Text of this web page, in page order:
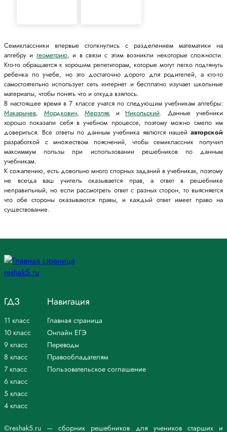
Семиклассники впервые столкнулись с разделением математики на
алгебру и геометрию, и в связи с этим возникли некоторые сложности.
Кто-то обращается к хорошим репетиторам, которые могут легко подтянуть
ребенка по учебе, но это достаточно дорого для родителей, а кто-то
самостоятельно использует сеть интернет и бесплатно изучает школьные
материалы, чтобы понять что и откуда взялось.
В настоящее время в 7 классе учатся по следующим учебникам алгебры:
Макарычев, Мордкович, Мерзляк и Никольский. Данные учебники
хорошо показали себя в учебном процессе, поэтому можно смело им
довериться. Все ответы по данным учебника явлются нашей авторской
разработкой с множеством пояснений, чтобы семиклассник получил
максиммум пользы при использовании решебников по данным
учебникам.
К сожалению, есть довольно много спорных заданий в учебниках, поэтому
не всегда ваш учитель оказывается прав, а ответ в решебнике
неправильный, но если рассмотреть ответ с разных сторон, то выясняется
что обе стороны оказываются правы, и каждый ответ имеет право на
существование.
©reshak5.ru — сборник решебников для учеников старших и
ГДЗ
11 класс
10 класс
9 класс
8 класс
7 класс
6 класс
5 класс
4 класс
Навигация
Главная страница
Онлайн ЕГЭ
Переводы
Правообладателям
Пользовательское соглашение